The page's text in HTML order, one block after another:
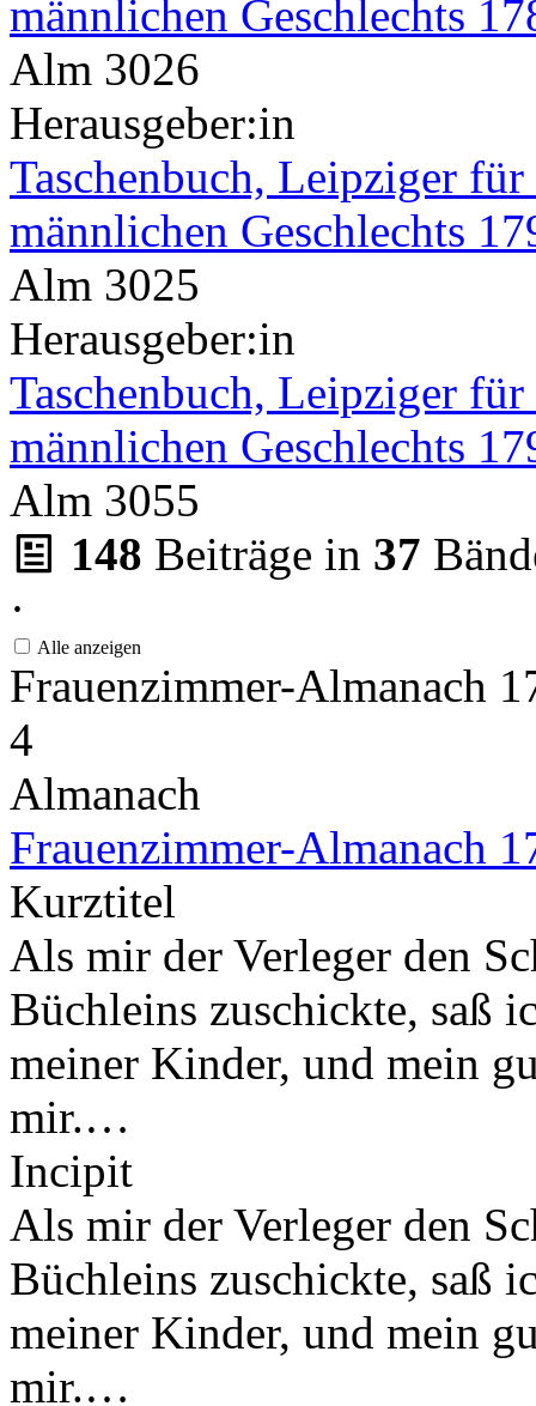
männlichen Geschlechts
Alm 3026
Herausgeber:in
Taschenbuch, Leipziger für
männlichen Geschlechts
Alm 3025
Herausgeber:in
Taschenbuch, Leipziger für
männlichen Geschlechts
Alm 3055
148 Beiträge in 37
·
Alle anzeigen
Frauenzimmer-Almanach
4
Almanach
Frauenzimmer-Almanach
Kurztitel
Als mir der Verleger den
Büchleins zuschickte, saß
meiner Kinder, und mein
mir.…
Incipit
Als mir der Verleger den
Büchleins zuschickte, saß
meiner Kinder, und mein
mir.…